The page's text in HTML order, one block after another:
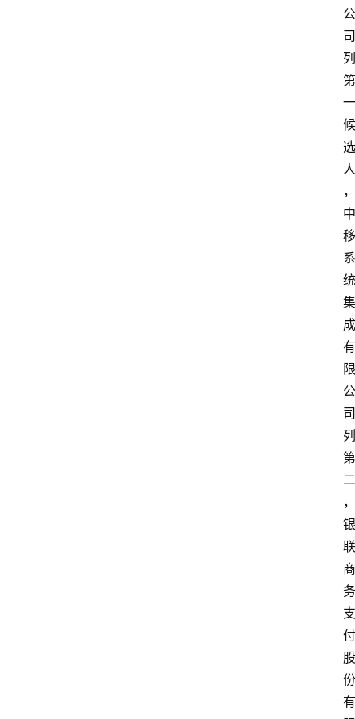
公
司
列
第
一
候
选
人
，
中
移
系
统
集
成
有
限
公
司
列
第
二
，
银
联
商
务
支
付
股
份
有